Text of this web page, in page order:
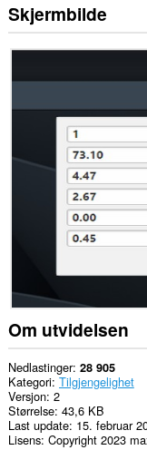
Denne
utvidelsen
dataene
Skjermbilde
Om utvidelsen
Nedlastinger 28 905
Kategori Tilgjengelighet
Versjon 2
Størrelse 43,6 KB
Last update 15. februar
Lisens Copyright 2023